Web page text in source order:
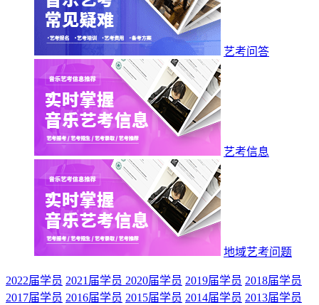
艺考问答
艺考信息
地域艺考问题
2022届学员 2021届学员 2020届学员 2019届学员 2018届学员
2017届学员 2016届学员 2015届学员 2014届学员 2013届学员